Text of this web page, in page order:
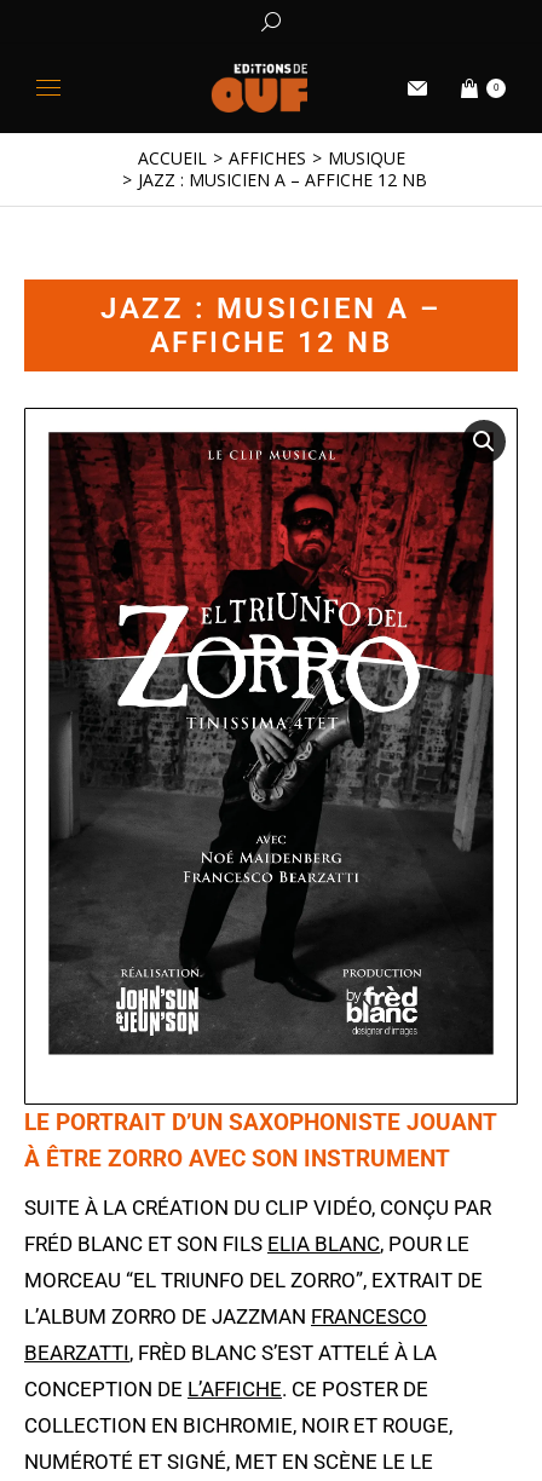
0
Vous êtes ici :ACCUEIL AFFICHES
MUSIQUE
JAZZ : MUSICIEN A – AFFICHE 12 NB
JAZZ : MUSICIEN A –
AFFICHE 12 NB
LE PORTRAIT D’UN SAXOPHONISTE JOUANT
À ÊTRE ZORRO AVEC SON INSTRUMENT
SUITE À LA CRÉATION DU CLIP VIDÉO, CONÇU PAR
FRÉD BLANC ET SON FILS ELIA BLANC, POUR LE
MORCEAU “EL TRIUNFO DEL ZORRO”, EXTRAIT DE
L’ALBUM ZORRO DE JAZZMAN FRANCESCO
BEARZATTI, FRÈD BLANC S’EST ATTELÉ À LA
CONCEPTION DE L’AFFICHE. CE POSTER DE
COLLECTION EN BICHROMIE, NOIR ET ROUGE,
NUMÉROTÉ ET SIGNÉ, MET EN SCÈNE LE LE